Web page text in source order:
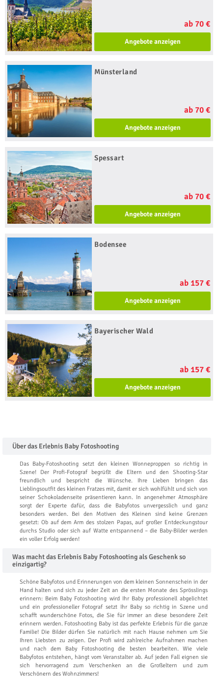
ab 70 €
Angebote anzeigen
Münsterland
ab 70 €
Angebote anzeigen
Spessart
ab 70 €
Angebote anzeigen
Bodensee
ab 157 €
Angebote anzeigen
Bayerischer Wald
ab 157 €
Angebote anzeigen
Über das Erlebnis Baby Fotoshooting
Das Baby-Fotoshooting setzt den kleinen Wonneproppen so richtig in
Szene! Der Profi-Fotograf begrüßt die Eltern und den Shooting-Star
freundlich und bespricht die Wünsche. Ihre Lieben bringen das
Lieblingsoutfit des kleinen Fratzes mit, damit er sich wohlfühlt und sich von
seiner Schokoladenseite präsentieren kann. In angenehmer Atmosphäre
sorgt der Experte dafür, dass die Babyfotos unvergesslich und ganz
besonders werden. Bei den Motiven des Kleinen sind keine Grenzen
gesetzt: Ob auf dem Arm des stolzen Papas, auf großer Entdeckungstour
durchs Studio oder sich auf Watte entspannend – die Baby-Bilder werden
ein voller Erfolg werden!
Was macht das Erlebnis Baby Fotoshooting als Geschenk so
einzigartig?
Schöne Babyfotos und Erinnerungen von dem kleinen Sonnenschein in der
Hand halten und sich zu jeder Zeit an die ersten Monate des Sprösslings
erinnern: Beim Baby Fotoshooting wird Ihr Baby professionell abgelichtet
und ein professioneller Fotograf setzt Ihr Baby so richtig in Szene und
schafft wunderschöne Fotos, die Sie für immer an diese besondere Zeit
erinnern werden. Fotoshooting Baby ist das perfekte Erlebnis für die ganze
Familie! Die Bilder dürfen Sie natürlich mit nach Hause nehmen um Sie
Ihren Liebsten zu zeigen. Der Profi wird zahlreiche Aufnahmen machen
und nach dem Baby Fotoshooting die besten bearbeiten. Wie viele
Babyfotos entstehen, hängt vom Veranstalter ab. Auf jeden Fall eignen sie
sich hervorragend zum Verschenken an die Großeltern und zum
Verschönern des Wohnzimmers!